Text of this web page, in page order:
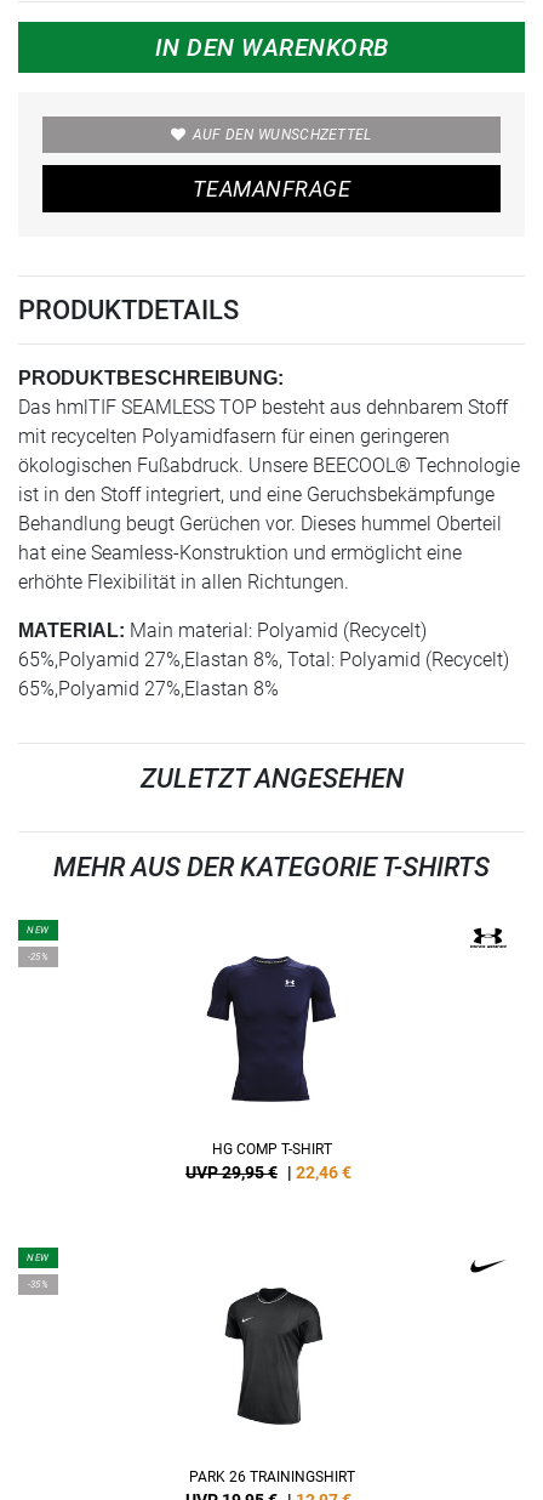
IN DEN WARENKORB
AUF DEN WUNSCHZETTEL
TEAMANFRAGE
PRODUKTDETAILS
PRODUKTBESCHREIBUNG:
Das hmlTIF SEAMLESS TOP besteht aus dehnbarem Stoff
mit recycelten Polyamidfasern für einen geringeren
ökologischen Fußabdruck. Unsere BEECOOL® Technologie
ist in den Stoff integriert, und eine Geruchsbekämpfunge
Behandlung beugt Gerüchen vor. Dieses hummel Oberteil
hat eine Seamless-Konstruktion und ermöglicht eine
erhöhte Flexibilität in allen Richtungen.
MATERIAL: Main material: Polyamid (Recycelt)
65%,Polyamid 27%,Elastan 8%, Total: Polyamid (Recycelt)
65%,Polyamid 27%,Elastan 8%
ZULETZT ANGESEHEN
MEHR AUS DER KATEGORIE T-SHIRTS
NEW
-25%
HG COMP T-SHIRT
UVP 29,95 € | 22,46€
NEW
-35%
PARK 26 TRAININGSHIRT